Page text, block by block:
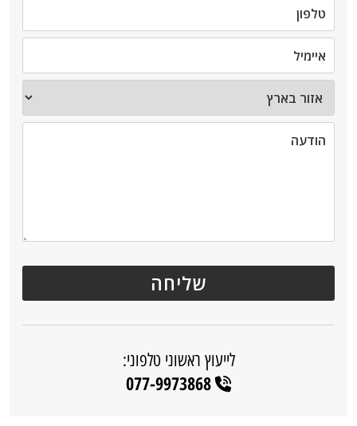
לייעוץ ראשוני טלפוני:
077-9973868